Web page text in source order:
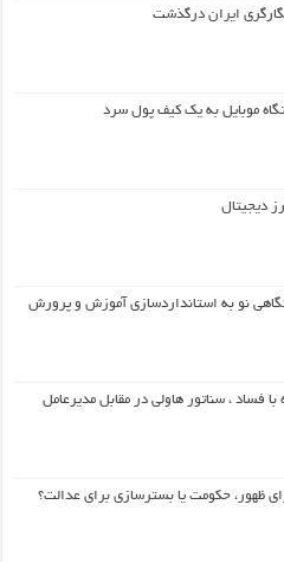
نگارگری ایران درگذشت
موبایل به یک کیف‌ پول سرد
دیجیتال
نو به استانداردسازی آموزش و پرورش
با فساد ، سناتور هاولی در مقابل مدیرعامل
ظهور، حکومت یا بسترسازی برای عدالت؟